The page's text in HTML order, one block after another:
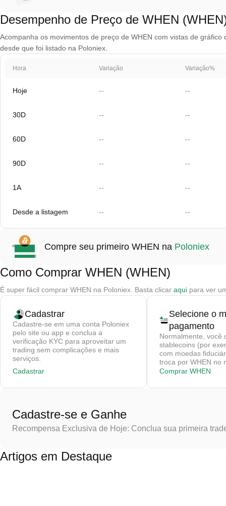
Desempenho de Preço de WHEN
Acompanha os movimentos de preço de WHEN com vistas de
desde que foi listado na Poloniex.
Hora Variação Variação%
Hoje -- --
30D -- --
60D -- --
90D -- --
1A -- --
Desde a listagem -- --
Compre seu primeiro WHEN na Poloniex
Como Comprar WHEN (WHEN)
É super fácil comprar WHEN na Poloniex. Basta clicar aqui para ver
Cadastrar
Cadastre-se em uma conta Poloniex
pelo site ou app e conclua a
verificação KYC para aproveitar um
trading sem complicações e mais
serviços.
Cadastrar
Selecione o
pagamento
Normalmente, você
stablecoins (por
com moedas
troca por WHEN no
Comprar WHEN
Cadastre-se e Ganhe
Recompensa Exclusiva de Hoje: Conclua sua primeira
Artigos em Destaque